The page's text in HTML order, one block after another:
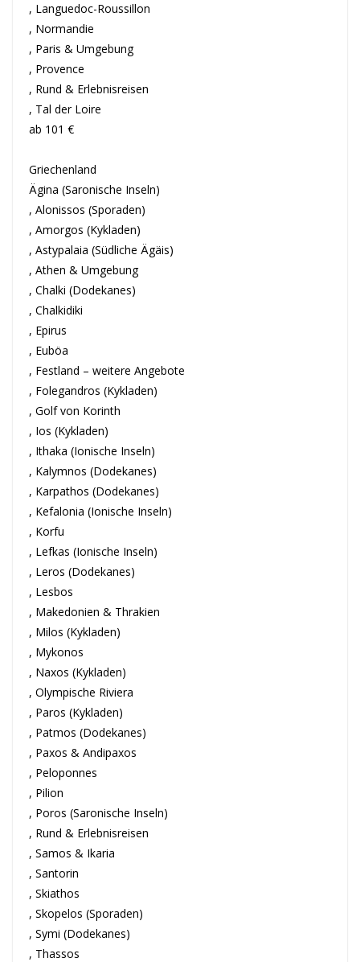
, Languedoc-Roussillon
, Normandie
, Paris & Umgebung
, Provence
, Rund & Erlebnisreisen
, Tal der Loire
ab 101 €
Griechenland
Ägina (Saronische Inseln)
, Alonissos (Sporaden)
, Amorgos (Kykladen)
, Astypalaia (Südliche Ägäis)
, Athen & Umgebung
, Chalki (Dodekanes)
, Chalkidiki
, Epirus
, Euböa
, Festland – weitere Angebote
, Folegandros (Kykladen)
, Golf von Korinth
, Ios (Kykladen)
, Ithaka (Ionische Inseln)
, Kalymnos (Dodekanes)
, Karpathos (Dodekanes)
, Kefalonia (Ionische Inseln)
, Korfu
, Lefkas (Ionische Inseln)
, Leros (Dodekanes)
, Lesbos
, Makedonien & Thrakien
, Milos (Kykladen)
, Mykonos
, Naxos (Kykladen)
, Olympische Riviera
, Paros (Kykladen)
, Patmos (Dodekanes)
, Paxos & Andipaxos
, Peloponnes
, Pilion
, Poros (Saronische Inseln)
, Rund & Erlebnisreisen
, Samos & Ikaria
, Santorin
, Skiathos
, Skopelos (Sporaden)
, Symi (Dodekanes)
, Thassos